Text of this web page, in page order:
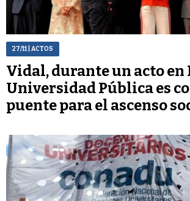
27/11| ACTOS
Vidal, durante un acto en
Universidad Pública es
puente para el ascenso